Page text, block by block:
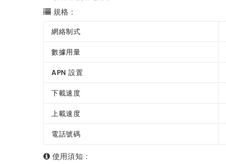
規格：
網絡制式
數據用量
APN 設置
下載速度
上載速度
電話號碼
使用須知：